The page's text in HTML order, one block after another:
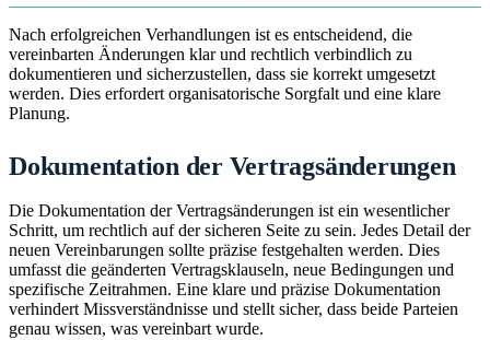
Nach erfolgreichen Verhandlungen ist es entscheidend, die
vereinbarten Änderungen klar und rechtlich verbindlich zu
dokumentieren und sicherzustellen, dass sie korrekt umgesetzt
werden. Dies erfordert organisatorische Sorgfalt und eine klare
Planung.
Dokumentation der Vertragsänderungen
Die Dokumentation der Vertragsänderungen ist ein wesentlicher
Schritt, um rechtlich auf der sicheren Seite zu sein. Jedes Detail der
neuen Vereinbarungen sollte präzise festgehalten werden. Dies
umfasst die geänderten Vertragsklauseln, neue Bedingungen und
spezifische Zeitrahmen. Eine klare und präzise Dokumentation
verhindert Missverständnisse und stellt sicher, dass beide Parteien
genau wissen, was vereinbart wurde.